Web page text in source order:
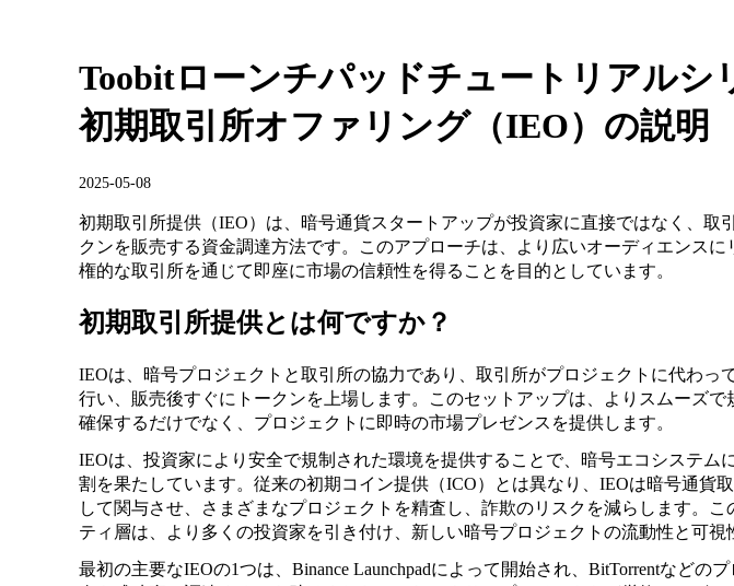
Toobitローンチパッドチュートリアルシ
初期取引所オファリング（IEO）の説明
2025-05-08
初期取引所提供（IEO）は、暗号通貨スタートアップが投資家に直接ではなく、取
クンを販売する資金調達方法です。このアプローチは、より広いオーディエンスに
権的な取引所を通じて即座に市場の信頼性を得ることを目的としています。
初期取引所提供とは何ですか？
IEOは、暗号プロジェクトと取引所の協力であり、取引所がプロジェクトに代わっ
行い、販売後すぐにトークンを上場します。このセットアップは、よりスムーズで
確保するだけでなく、プロジェクトに即時の市場プレゼンスを提供します。
IEOは、投資家により安全で規制された環境を提供することで、暗号エコシステム
割を果たしています。従来の初期コイン提供（ICO）とは異なり、IEOは暗号通貨
して関与させ、さまざまなプロジェクトを精査し、詐欺のリスクを減らします。こ
ティ層は、より多くの投資家を引き付け、新しい暗号プロジェクトの流動性と可視
最初の主要なIEOの1つは、Binance Launchpadによって開始され、BitTorrentなどの